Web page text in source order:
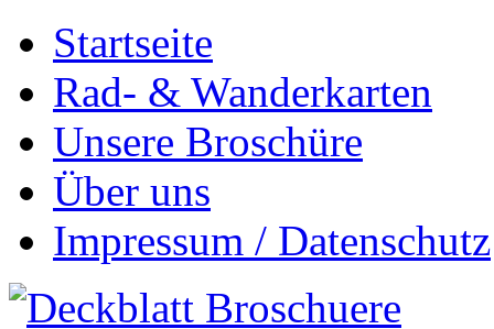
Startseite
Rad- & Wanderkarten
Unsere Broschüre
Über uns
Impressum / Datenschutz